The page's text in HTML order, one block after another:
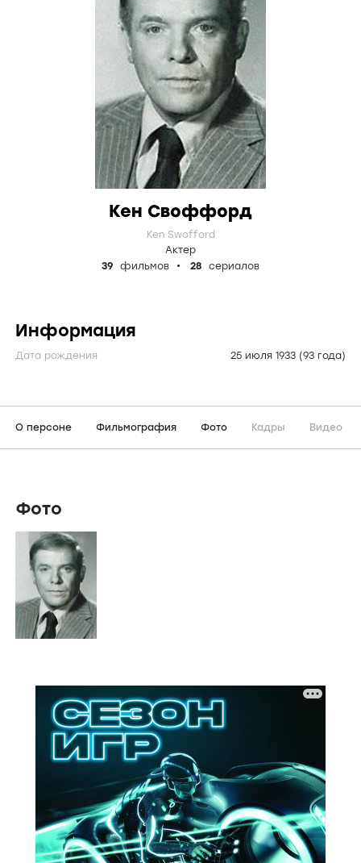
Кен Своффорд
Ken Swofford
Актер
39
фильмов 28 сериалов
Информация
Дата рождения 25 июля 1933 (93 года)
О персоне Фильмография Фото Кадры Видео
Фото